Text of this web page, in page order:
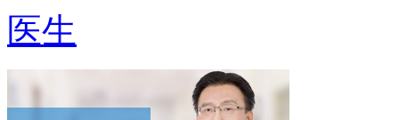
医生